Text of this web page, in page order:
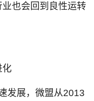
也会回到良性运转
化
发展，微盟从2013